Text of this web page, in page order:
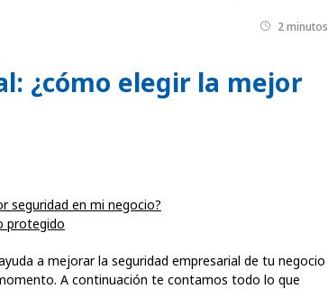
2 minutos
¿cómo elegir la mejor
seguridad en mi negocio?
protegido
a mejorar la seguridad empresarial de tu negocio
A continuación te contamos todo lo que